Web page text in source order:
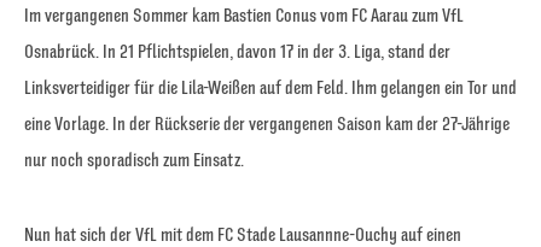
Im vergangenen Sommer kam Bastien Conus vom FC Aarau zum VfL
Osnabrück. In 21 Pflichtspielen, davon 17 in der 3. Liga, stand der
Linksverteidiger für die Lila-Weißen auf dem Feld. Ihm gelangen ein Tor und
eine Vorlage. In der Rückserie der vergangenen Saison kam der 27-Jährige
nur noch sporadisch zum Einsatz.
Nun hat sich der VfL mit dem FC Stade Lausannne-Ouchy auf einen